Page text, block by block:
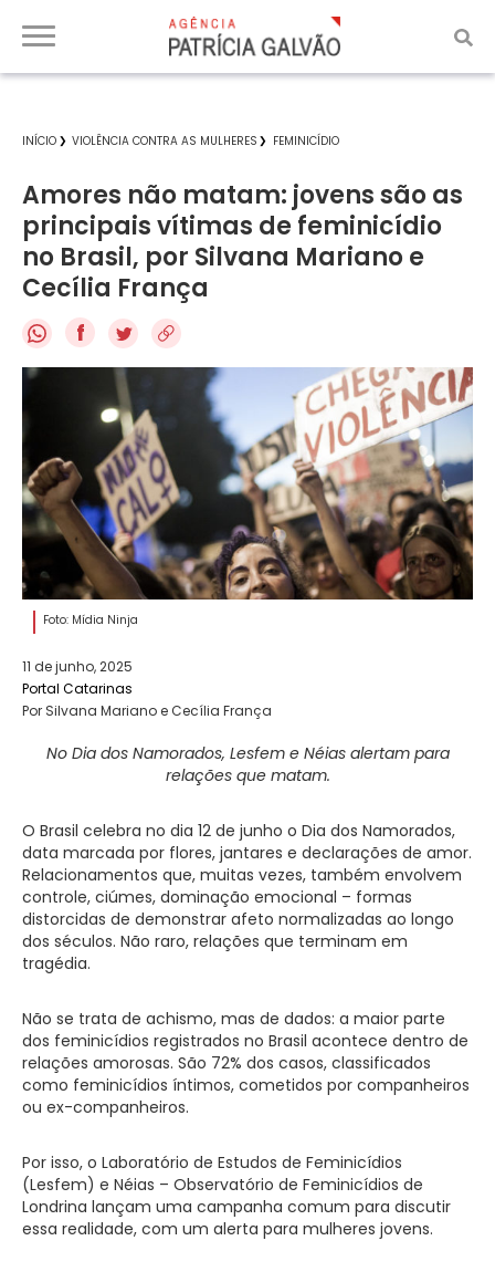
INÍCIO VIOLÊNCIA CONTRA AS MULHERES FEMINICÍDIO
Amores não matam: jovens são as
principais vítimas de feminicídio
no Brasil, por Silvana Mariano e
Cecília França
f
Foto: Mídia Ninja
11 de junho, 2025
Portal Catarinas
Por Silvana Mariano e Cecília França
No Dia dos Namorados, Lesfem e Néias alertam para
relações que matam.
O Brasil celebra no dia 12 de junho o Dia dos Namorados,
data marcada por flores, jantares e declarações de amor.
Relacionamentos que, muitas vezes, também envolvem
controle, ciúmes, dominação emocional – formas
distorcidas de demonstrar afeto normalizadas ao longo
dos séculos. Não raro, relações que terminam em
tragédia.
Não se trata de achismo, mas de dados: a maior parte
dos feminicídios registrados no Brasil acontece dentro de
relações amorosas. São 72% dos casos, classificados
como feminicídios íntimos, cometidos por companheiros
ou ex-companheiros.
Por isso, o Laboratório de Estudos de Feminicídios
(Lesfem) e Néias – Observatório de Feminicídios de
Londrina lançam uma campanha comum para discutir
essa realidade, com um alerta para mulheres jovens.